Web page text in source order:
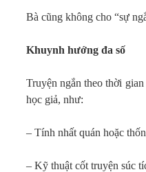
Bà cũng không cho “sự
Khuynh hướng đa số
Truyện ngắn theo thời
học giả, như:
– Tính nhất quán hoặc
– Kỹ thuật cốt truyện súc